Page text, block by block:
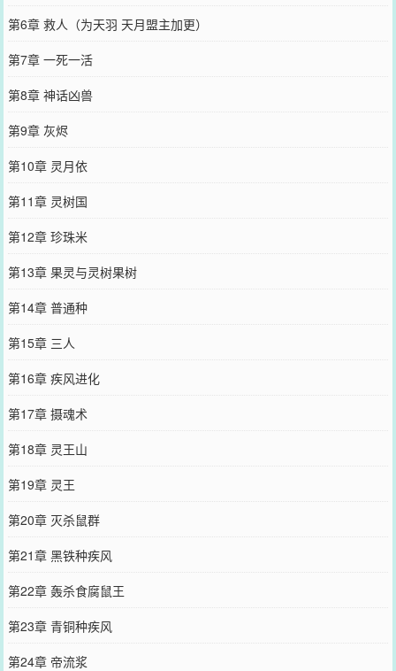
第6章 救人（为天羽 天月盟主加更）
第7章 一死一活
第8章 神话凶兽
第9章 灰烬
第10章 灵月依
第11章 灵树国
第12章 珍珠米
第13章 果灵与灵树果树
第14章 普通种
第15章 三人
第16章 疾风进化
第17章 摄魂术
第18章 灵王山
第19章 灵王
第20章 灭杀鼠群
第21章 黑铁种疾风
第22章 轰杀食腐鼠王
第23章 青铜种疾风
第24章 帝流浆